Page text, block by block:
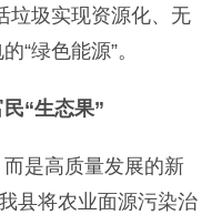
垃圾实现资源化、无
“绿色能源”。
“生态果”
是高质量发展的新
县将农业面源污染治